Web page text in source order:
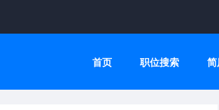
首页 职位搜索 简